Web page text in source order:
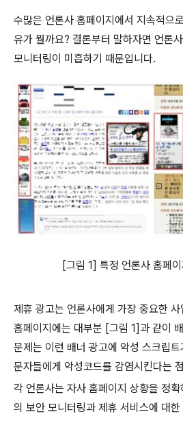
수많은 언론사 홈페이지에서 지속적으
유가 뭘까요? 결론부터 말하자면 언론
모니터링이 미흡하기 때문입니다.
[그림 1] 특정 언론사 홈페
제휴 광고는 언론사에게 가장 중요한
홈페이지에는 대부분 [그림 1]과 같이
문제는 이런 배너 광고에 악성 스크립
문자들에게 악성코드를 감염시킨다는
각 언론사는 자사 홈페이지 상황을 정
의 보안 모니터링과 제휴 서비스에 대